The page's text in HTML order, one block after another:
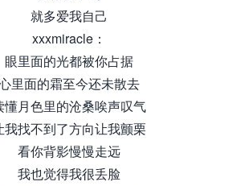
就多爱我自己
xxxmiracle：
眼里面的光都被你占据
里面的霜至今还未散去
懂月色里的沧桑唉声叹气
我找不到了方向让我颤栗
看你背影慢慢走远
我也觉得我很丢脸